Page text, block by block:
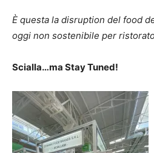
È questa la disruption del food
oggi non sostenibile per
Scialla…ma Stay Tuned!